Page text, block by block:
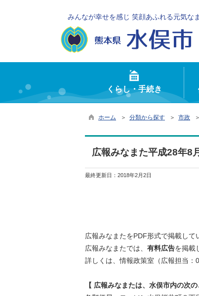
みんなが幸せを感じ 笑顔あふれる元気な
くらし・手続き
ホーム ＞ 分類から探す ＞ 市政
広報みなまた平成28年8
最終更新日： 2018年2月2日
広報みなまたをPDF形式で掲載して
広報みなまたでは、 有料広告を掲
詳しくは、情報政策室（広報担当：
【 広報みなまたは、水俣市内の次